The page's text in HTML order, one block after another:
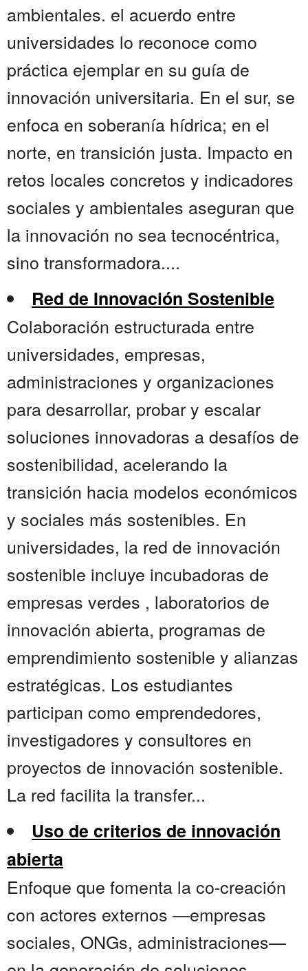
ambientales. el acuerdo entre
universidades lo reconoce como
práctica ejemplar en su guía de
innovación universitaria. En el sur, se
enfoca en soberanía hídrica; en el
norte, en transición justa. Impacto en
retos locales concretos y indicadores
sociales y ambientales aseguran que
la innovación no sea tecnocéntrica,
sino transformadora....
Red de Innovación Sostenible
Colaboración estructurada entre
universidades, empresas,
administraciones y organizaciones
para desarrollar, probar y escalar
soluciones innovadoras a desafíos de
sostenibilidad, acelerando la
transición hacia modelos económicos
y sociales más sostenibles. En
universidades, la red de innovación
sostenible incluye incubadoras de
empresas verdes , laboratorios de
innovación abierta, programas de
emprendimiento sostenible y alianzas
estratégicas. Los estudiantes
participan como emprendedores,
investigadores y consultores en
proyectos de innovación sostenible.
La red facilita la transfer...
Uso de criterios de innovación
abierta
Enfoque que fomenta la co-creación
con actores externos —empresas
sociales, ONGs, administraciones—